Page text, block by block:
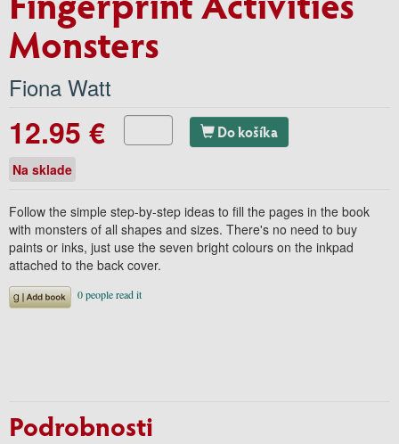
Monsters
Fiona Watt
12.95 € Do košíka
Na sklade
Follow the simple step-by-step ideas to fill the pages in the book
with monsters of all shapes and sizes. There's no need to buy
paints or inks, just use the seven bright colours on the inkpad
attached to the back cover.
Podrobnosti